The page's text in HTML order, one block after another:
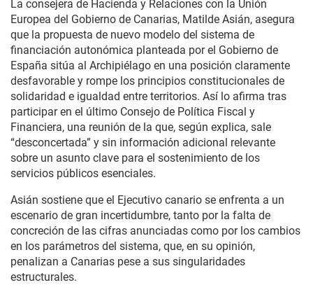
La consejera de Hacienda y Relaciones con la Unión
Europea del Gobierno de Canarias, Matilde Asián, asegura
que la propuesta de nuevo modelo del sistema de
financiación autonómica planteada por el Gobierno de
España sitúa al Archipiélago en una posición claramente
desfavorable y rompe los principios constitucionales de
solidaridad e igualdad entre territorios. Así lo afirma tras
participar en el último Consejo de Política Fiscal y
Financiera, una reunión de la que, según explica, sale
“desconcertada” y sin información adicional relevante
sobre un asunto clave para el sostenimiento de los
servicios públicos esenciales.
Asián sostiene que el Ejecutivo canario se enfrenta a un
escenario de gran incertidumbre, tanto por la falta de
concreción de las cifras anunciadas como por los cambios
en los parámetros del sistema, que, en su opinión,
penalizan a Canarias pese a sus singularidades
estructurales.